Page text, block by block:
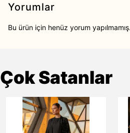
Yorumlar
Bu ürün için henüz yorum yapılmamış.
Çok Satanlar